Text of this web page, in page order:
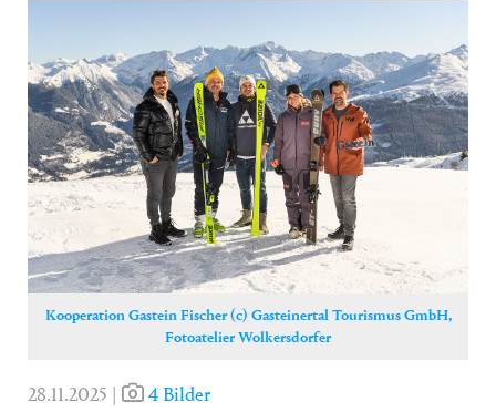
Sommer
Winter
Yoga
Pressekontakt
Kooperation Gastein Fischer (c) Gasteinertal Tourismus GmbH,
Fotoatelier Wolkersdorfer
28.11.2025 | 4 Bilder